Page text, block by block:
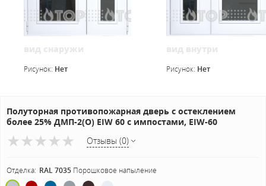
Рисунок: Нет Рисунок: Нет
Полуторная противопожарная дверь с остеклением
более 25% ДМП-2(О) EIW 60 с импостами, EIW-60
Отзывы (0)
Отделка: RAL 7035 Порошковое напыление